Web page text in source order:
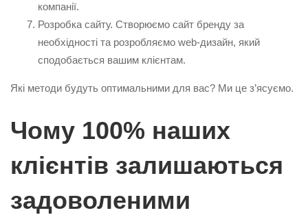
компанії.
Розробка сайту. Створюємо сайт бренду за
необхідності та розробляємо web-дизайн, який
сподобається вашим клієнтам.
Які методи будуть оптимальними для вас? Ми це з’ясуємо.
Чому 100% наших
клієнтів залишаються
задоволеними